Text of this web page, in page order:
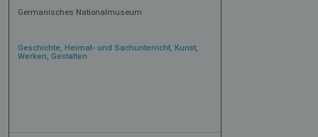
Germanisches Nationalmuseum
Geschichte, Heimat- und Sachunterricht, Kunst,
Werken, Gestalten